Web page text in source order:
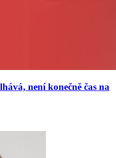
není konečně čas na